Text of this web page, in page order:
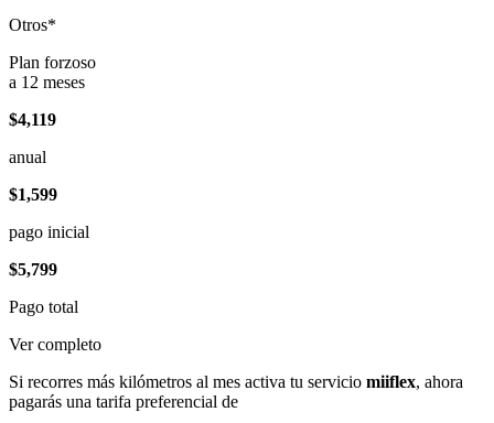
Otros*
Plan forzoso
a 12 meses
$4,119
anual
$1,599
pago inicial
$5,799
Pago total
Ver completo
Si recorres más kilómetros al mes activa tu servicio miiflex, ahora
pagarás una tarifa preferencial de